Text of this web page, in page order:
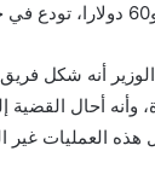
أنه شكل
وأنه أحال القضية
هذه العمليات غير